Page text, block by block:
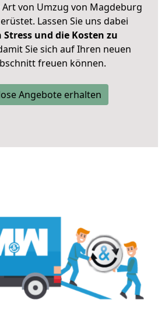
von Umzug von Magdeburg
Lassen Sie uns dabei
Stress und die Kosten zu
Sie sich auf Ihren neuen
freuen können.
Angebote erhalten